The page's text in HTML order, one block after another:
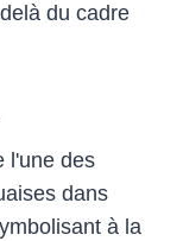
du cadre
l'une des
dans
à la